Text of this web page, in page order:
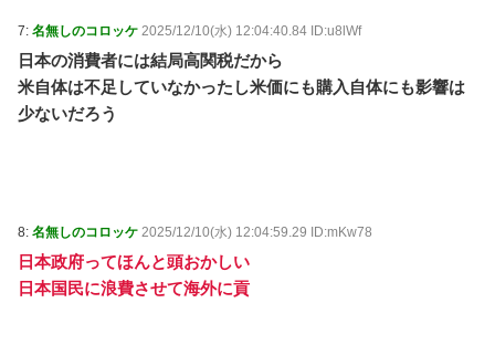
7: 名無しのコロッケ 2025/12/10(水) 12:04:40.84 ID:u8lWf
日本の消費者には結局高関税だから
米自体は不足していなかったし米価にも購入自体にも影響は
少ないだろう
8: 名無しのコロッケ 2025/12/10(水) 12:04:59.29 ID:mKw78
日本政府ってほんと頭おかしい
日本国民に浪費させて海外に貢